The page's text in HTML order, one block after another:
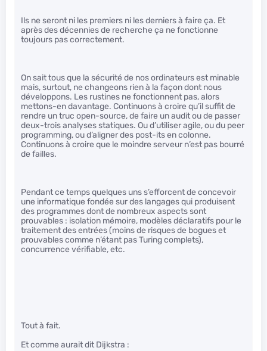
Ils ne seront ni les premiers ni les derniers à faire ça. Et
après des décennies de recherche ça ne fonctionne
toujours pas correctement.
On sait tous que la sécurité de nos ordinateurs est minable
mais, surtout, ne changeons rien à la façon dont nous
développons. Les rustines ne fonctionnent pas, alors
mettons-en davantage. Continuons à croire qu’il suffit de
rendre un truc open-source, de faire un audit ou de passer
deux-trois analyses statiques. Ou d’utiliser agile, ou du peer
programming, ou d’aligner des post-its en colonne.
Continuons à croire que le moindre serveur n’est pas bourré
de failles.
Pendant ce temps quelques uns s’efforcent de concevoir
une informatique fondée sur des langages qui produisent
des programmes dont de nombreux aspects sont
prouvables : isolation mémoire, modèles déclaratifs pour le
traitement des entrées (moins de risques de bogues et
prouvables comme n’étant pas Turing complets),
concurrence vérifiable, etc.
Tout à fait.
Et comme aurait dit Dijkstra :